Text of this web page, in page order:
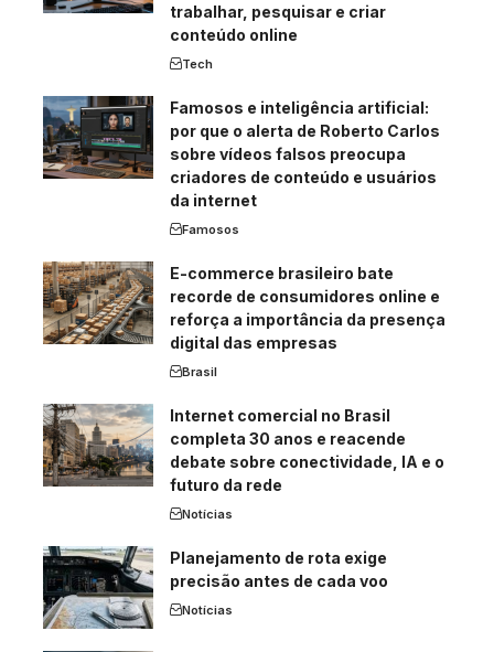
trabalhar, pesquisar e criar
conteúdo online
Tech
Famosos e inteligência artificial:
por que o alerta de Roberto Carlos
sobre vídeos falsos preocupa
criadores de conteúdo e usuários
da internet
Famosos
E-commerce brasileiro bate
recorde de consumidores online e
reforça a importância da presença
digital das empresas
Brasil
Internet comercial no Brasil
completa 30 anos e reacende
debate sobre conectividade, IA e o
futuro da rede
Notícias
Planejamento de rota exige
precisão antes de cada voo
Notícias